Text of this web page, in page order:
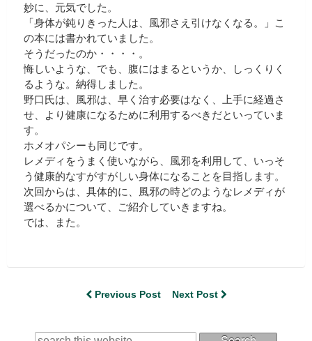
妙に、元気でした。
「身体が鈍りきった人は、風邪さえ引けなくなる。」こ
の本には書かれていました。
そうだったのか・・・・。
悔しいような、でも、腹にはまるというか、しっくりく
るような。納得しました。
野口氏は、風邪は、早く治す必要はなく、上手に経過さ
せ、より健康になるために利用するべきだといっていま
す。
ホメオパシーも同じです。
レメディをうまく使いながら、風邪を利用して、いっそ
う健康的なすがすがしい身体になることを目指します。
次回からは、具体的に、風邪の時どのようなレメディが
選べるかについて、ご紹介していきますね。
では、また。
Previous Post Next Post